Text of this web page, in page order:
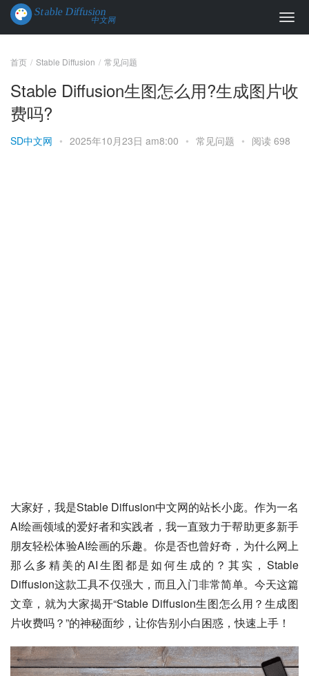
首页 Stable Diffusion 常见问题
Stable Diffusion生图怎么用?生成图片收
费吗?
SD中文网 • 2025年10月23日 am8:00 • 常见问题 • 阅读 698
大家好，我是Stable Diffusion中文网的站长小庞。作为一名
AI绘画领域的爱好者和实践者，我一直致力于帮助更多新手
朋友轻松体验AI绘画的乐趣。你是否也曾好奇，为什么网上
那么多精美的AI生图都是如何生成的？其实，Stable
Diffusion这款工具不仅强大，而且入门非常简单。今天这篇
文章，就为大家揭开“Stable Diffusion生图怎么用？生成图
片收费吗？”的神秘面纱，让你告别小白困惑，快速上手！